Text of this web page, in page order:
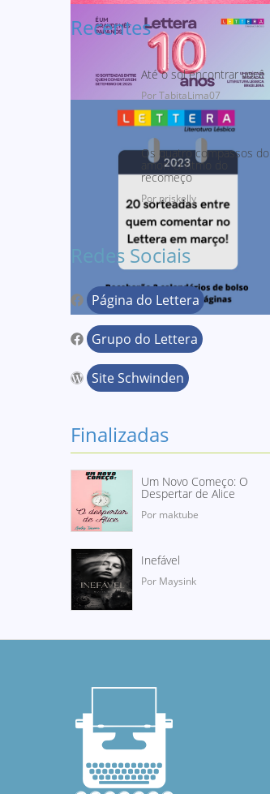
Recentes
Até o sol encontrar você
Por TabitaLima07
Os quatro compassos do
amor: O ritmo do
recomeço
Por priskelly
Redes Sociais
Página do Lettera
Grupo do Lettera
Site Schwinden
Finalizadas
Um Novo Começo: O
Despertar de Alice
Por maktube
Inefável
Por Maysink